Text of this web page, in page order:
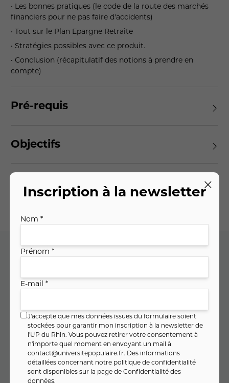
• Les bonnes pratiques (le code de la route des marchés
financiers pour ne pas faire d'accidents)
• Tout sur le Plan Epargne Retraite
• Stratégies possibles avec ce produit.
• Conclusion (récapitulatif des notions à prendre en
compte)
Pré-requis
Objectifs
0,00€
soit0, 00€ / heure
PAIEMENT FRACTIONNÉ
Inscription à la newsletter
Nom *
Prénom *
E-mail *
J'accepte que mes données issues du formulaire soient
stockées pour garantir mon inscription à la newsletter de
l'UP du Rhin. Vous pouvez retirer votre consentement à
n'importe quel moment en envoyant un mail à
contact@universitepopulaire.fr. Des informations
détaillées concernant notre politique de confidentialité
sont disponibles sur la page deConfidentialité des
données.